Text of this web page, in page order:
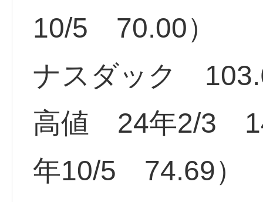
10/5 70.00）
ナスダック
高値 24年2/3
年10/5 74.69）